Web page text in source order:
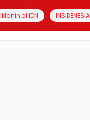
Iklanin di IDN INSIDENESIA